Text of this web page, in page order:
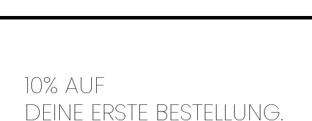
10% AUF
DEINE ERSTE BESTELLUNG.